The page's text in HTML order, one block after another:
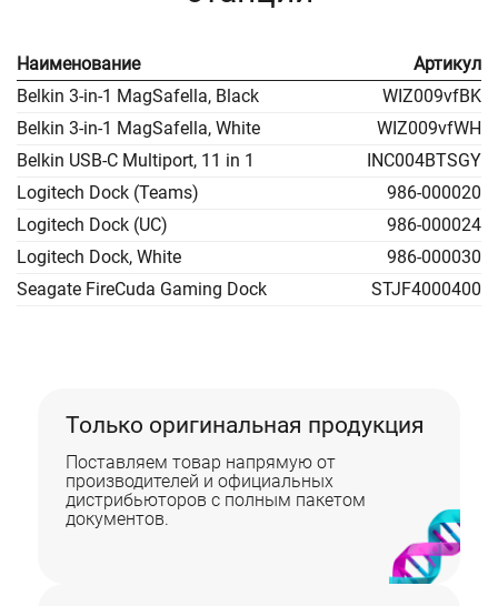
Наименование
Артикул
Belkin 3-in-1 MagSafella, Black
WIZ009vfBK
Belkin 3-in-1 MagSafella, White
WIZ009vfWH
Belkin USB-C Multiport, 11 in 1
INC004BTSGY
Logitech Dock (Teams)
986-000020
Logitech Dock (UC)
986-000024
Logitech Dock, White
986-000030
Seagate FireCuda Gaming Dock
STJF4000400
Только оригинальная продукция
Поставляем товар напрямую от
производителей и официальных
дистрибьюторов с полным пакетом
документов.